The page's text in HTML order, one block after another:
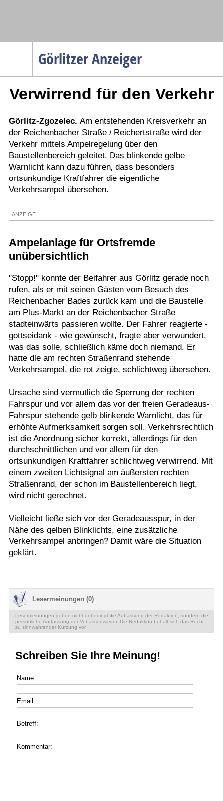
Görlitzer Anzeiger
Menüpunkte
Politik
Gesellschaft
Wirtschaft
Service
Verkehr
Gesundheit
Sport
Termine
Kostenlos
Verwirrend für den Verkehr
Görlitz-Zgozelec. Am entstehenden Kreisverkehr an
der Reichenbacher Straße / Reichertstraße wird der
Verkehr mittels Ampelregelung über den
Baustellenbereich geleitet. Das blinkende gelbe
Warnlicht kann dazu führen, dass besonders
ortsunkundige Kraftfahrer die eigentliche
Verkehrsampel übersehen.
ANZEIGE
Ampelanlage für Ortsfremde
unübersichtlich
"Stopp!" konnte der Beifahrer aus Görlitz gerade noch
rufen, als er mit seinen Gästen vom Besuch des
Reichenbacher Bades zurück kam und die Baustelle
am Plus-Markt an der Reichenbacher Straße
stadteinwärts passieren wollte. Der Fahrer reagierte -
gottseidank - wie gewünscht, fragte aber verwundert,
was das solle, schließlich käme doch niemand. Er
hatte die am rechten Straßenrand stehende
Verkehrsampel, die rot zeigte, schlichtweg übersehen.
Ursache sind vermutlich die Sperrung der rechten
Fahrspur und vor allem das vor der freien Geradeaus-
Fahrspur stehende gelb blinkende Warnlicht, das für
erhöhte Aufmerksamkeit sorgen soll. Verkehrsrechtlich
ist die Anordnung sicher korrekt, allerdings für den
durchschnittlichen und vor allem für den
ortsunkundigen Kraftfahrer schlichtweg verwirrend. Mit
einem zweiten Lichtsignal am äußersten rechten
Straßenrand, der schon im Baustellenbereich liegt,
wird nicht gerechnet.
Vielleicht ließe sich vor der Geradeausspur, in der
Nähe des gelben Blinklichts, eine zusätzliche
Verkehrsampel anbringen? Damit wäre die Situation
geklärt.
Lesermeinungen (0)
Lesermeinungen geben nicht unbedingt die Auffassung der Redaktion, sondern die
persönliche Auffassung der Verfasser wieder. Die Redaktion behält sich das Recht
zu sinnwahrender Kürzung vor.
Schreiben Sie Ihre Meinung!
Name:
Email:
Betreff:
Kommentar: